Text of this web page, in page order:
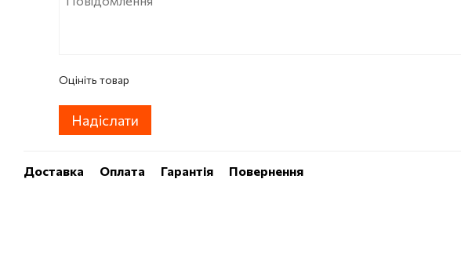
Оцініть товар
Надіслати
Доставка Оплата Гарантія Повернення